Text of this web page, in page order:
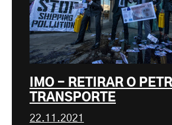
IMO - RETIRAR O
TRANSPORTE
22.11.2021